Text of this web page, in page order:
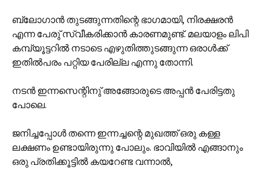
ബ്ലോഗാന്‍ തുടങ്ങുന്നതിന്റെ ഭാഗമായി, നിരക്ഷരന്‍
എന്ന പേരു്‌ സ്വീകരിക്കാന്‍ കാരണമുണ്ട്. മലയാളം ലിപി
കമ്പ്യൂട്ടറില്‍ നടാടെ എഴുതിത്തുടങ്ങുന്ന ഒരാള്‍ക്ക്
ഇതില്‍പരം പറ്റിയ പേരില്ല എന്നു തോന്നി.
നടന്‍ ഇന്നസെന്റിനു്‌ അങ്ങോരുടെ അപ്പന്‍ പേരിട്ടതു
പോലെ.
ജനിച്ചപ്പോള്‍ തന്നെ ഇന്നച്ചന്റെ മുഖത്ത് ഒരു കള്ള
ലക്ഷണം ഉണ്ടായിരുന്നു പോലും. ഭാവിയില്‍ എങ്ങാനും
ഒരു പ്രതിക്കൂട്ടില്‍ കയറേണ്ട വന്നാല്‍,